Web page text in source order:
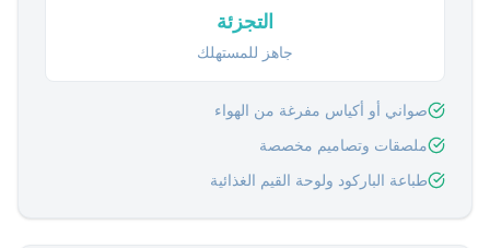
التجزئة
جاهز للمستهلك
صواني أو أكياس مفرغة من الهواء
ملصقات وتصاميم مخصصة
طباعة الباركود ولوحة القيم الغذائية